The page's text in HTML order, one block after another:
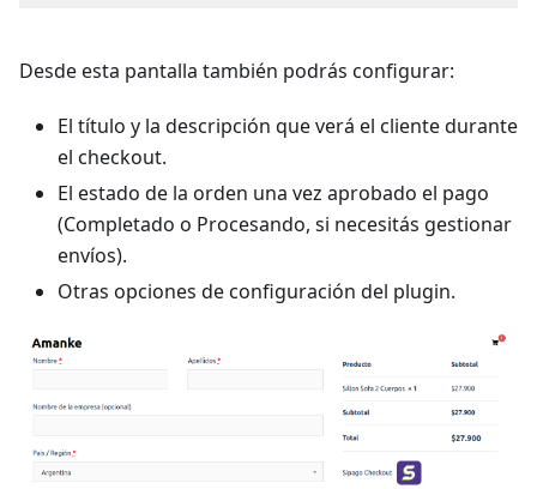
Desde esta pantalla también podrás configurar:
El título y la descripción que verá el cliente durante
el checkout.
El estado de la orden una vez aprobado el pago
(Completado o Procesando, si necesitás gestionar
envíos).
Otras opciones de configuración del plugin.